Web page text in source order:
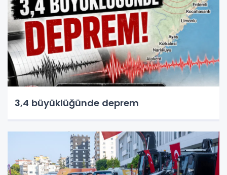
3,4 büyüklüğünde deprem